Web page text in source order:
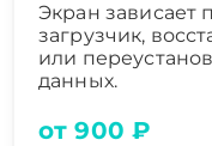
Экран зависает
загрузчик,
или
данных.
от 900 ₽